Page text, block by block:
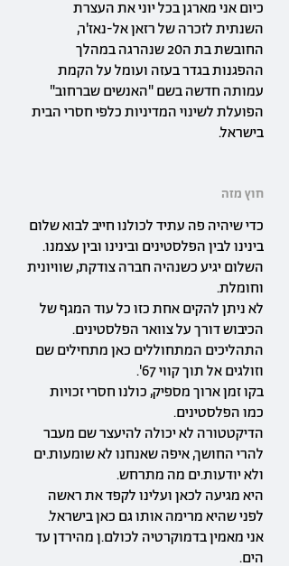
כיום אני מארגן בכל יוני את העצרת
השנתית לזכרה של רזאן אל-נאז'ר,
החובשת בת ה20 שנהרגה במהלך
ההפגנות בגדר בעזה ועומל על הקמת
עמותה חדשה בשם "האנשים שברחוב"
הפועלת לשינוי המדיניות כלפי חסרי הבית
בישראל.
חוץ מזה
כדי שיהיה פה עתיד לכולנו חייב לבוא שלום
בינינו לבין הפלסטינים ובינינו ובין עצמנו.
השלום יגיע כשנהיה חברה צודקת, שוויונית
וחומלת.
לא ניתן להקים אחת כזו כל עוד המגף של
הכיבוש דורך על צוואר הפלסטינים.
התהליכים המתחוללים כאן מתחילים שם
וזולגים אל תוך קווי 67'.
בקו זמן ארוך מספיק, כולנו חסרי זכויות
כמו הפלסטינים.
הדיקטטורה לא יכולה להיעצר שם מעבר
להרי החושך, איפה שאנחנו לא שומעות.ים
ולא יודעות.ים מה מתרחש.
היא מגיעה לכאן ועלינו לקפד את ראשה
לפני שהיא מרימה אותו גם כאן בישראל.
אני מאמין בדמוקרטיה לכולם.ן מהירדן עד
הים.